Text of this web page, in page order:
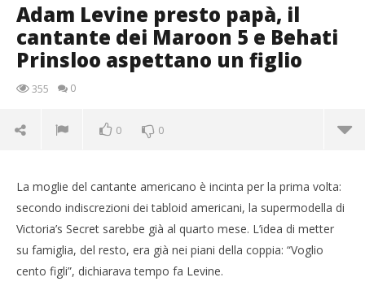
Adam Levine presto papà, il
cantante dei Maroon 5 e Behati
Prinsloo aspettano un figlio
355 0
0 0
La moglie del cantante americano è incinta per la prima volta:
secondo indiscrezioni dei tabloid americani, la supermodella di
Victoria’s Secret sarebbe già al quarto mese. L’idea di metter
su famiglia, del resto, era già nei piani della coppia: “Voglio
cento figli”, dichiarava tempo fa Levine.